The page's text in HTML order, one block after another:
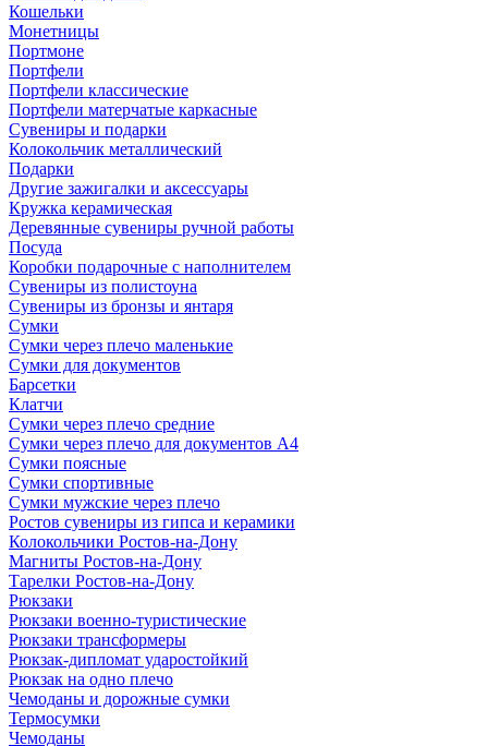
Кошельки
Монетницы
Портмоне
Портфели
Портфели классические
Портфели матерчатые каркасные
Сувениры и подарки
Колокольчик металлический
Подарки
Другие зажигалки и аксессуары
Кружка керамическая
Деревянные сувениры ручной работы
Посуда
Коробки подарочные с наполнителем
Сувениры из полистоуна
Сувениры из бронзы и янтаря
Сумки
Сумки через плечо маленькие
Сумки для документов
Барсетки
Клатчи
Сумки через плечо средние
Сумки через плечо для документов А4
Сумки поясные
Сумки спортивные
Сумки мужские через плечо
Ростов сувениры из гипса и керамики
Колокольчики Ростов-на-Дону
Магниты Ростов-на-Дону
Тарелки Ростов-на-Дону
Рюкзаки
Рюкзаки военно-туристические
Рюкзаки трансформеры
Рюкзак-дипломат ударостойкий
Рюкзак на одно плечо
Чемоданы и дорожные сумки
Термосумки
Чемоданы